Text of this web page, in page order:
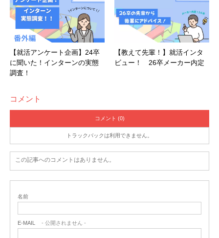
【就活アンケート企画】24卒
に聞いた！インターンの実態
調査！
【教えて先輩！】就活インタ
ビュー！ 26卒メーカー内定
コメント
コメント (0)
トラックバックは利用できません。
この記事へのコメントはありません。
名前
E-MAIL - 公開されません -